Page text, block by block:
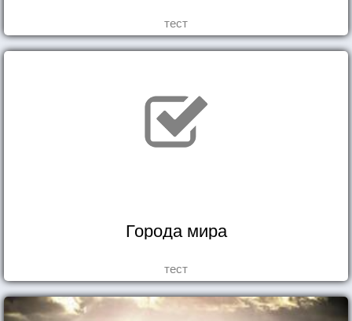
тест
Города мира
тест